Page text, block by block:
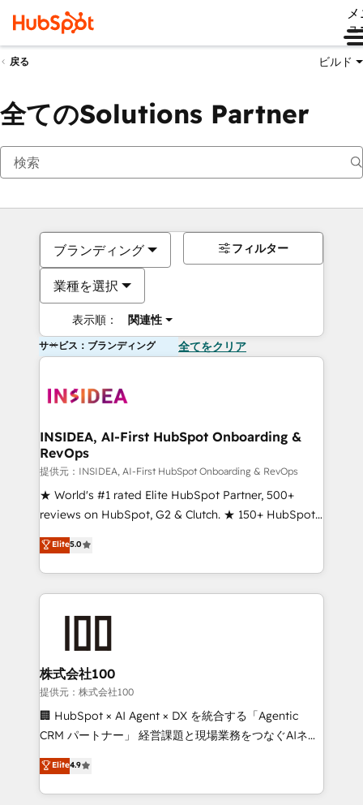
ュ
戻る ビルド
全てのSolutions Partner
ブランディング
業種を選択
表示順： 関連性
フィルター
サービス：ブランディング 全てをクリア
INSIDEA, AI-First HubSpot Onboarding &
RevOps
提供元：INSIDEA, AI-First HubSpot Onboarding & RevOps
★ World's #1 rated Elite HubSpot Partner, 500+
reviews on HubSpot, G2 & Clutch. ★ 150+ HubSpot
Certified Experts & Trainers across the team ★
1,500+ implementations across five continents ★ AI-
First, RevOps-led, Onboarding obsessed ★
Company of the Year 2024/25 INSIDEA helps
and build AI-powered workflows that drive adoption
from week one, in your time zone. What we do ➤
Onboarding: Live in weeks, with workflows built
around your business, not a template. ➤ Migration:
Move from any legacy CRM. Zero downtime, full data
run your revenue process. Sales, marketing, and
service wired together. ➤ AI and Integrations: Layer
Elite5.0
株式会社100
提供元：株式会社100
🏢 HubSpot × AI Agent × DX を統合する「Agentic
CRM パートナー」 経営課題と現場業務をつなぐAIネイ
ティブ・エージェンシーとして、HubSpot Eliteの実装
力で顧客フロント業務を再設計します。 💡 100inc は何
をする会社か？ HubSpotを共通基盤に、AIエージェン
Elite4.9